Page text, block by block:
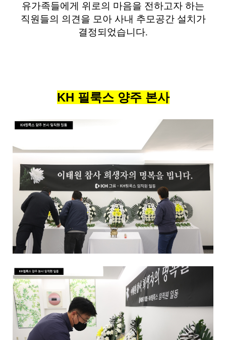
유가족들에게 위로의 마음을 전하고자 하는
직원들의 의견을 모아 사내 추모공간 설치가
결정되었습니다.
KH 필룩스 양주 본사